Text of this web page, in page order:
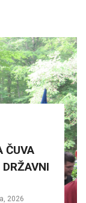
ČUVA
2026